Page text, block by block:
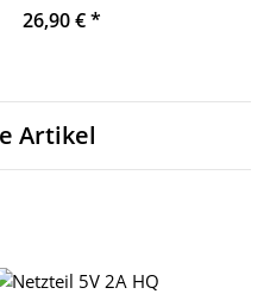
26,90 €*
Artikel